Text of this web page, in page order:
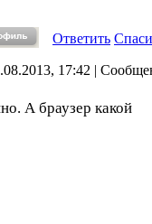
Ответить
17:42 |
А браузер какой